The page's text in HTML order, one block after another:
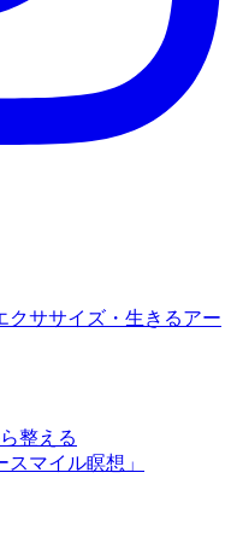
クササイズ・生きるアー
整える
マイル瞑想」